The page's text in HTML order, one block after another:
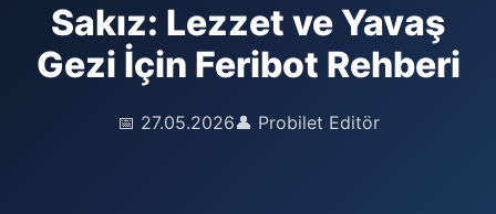
Sakız: Lezzet ve Yavaş
Gezi İçin Feribot Rehberi
📅 27.05.2026👤 Probilet Editör